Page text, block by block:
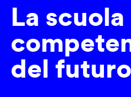
La
del futuro